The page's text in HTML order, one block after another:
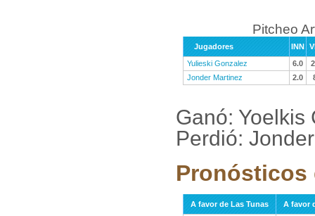
Pitcheo
Jugadores INN
Yulieski Gonzalez
6.0
Jonder Martinez
2.0
Ganó: Yoelkis
Perdió:
Pronósticos
A favor de Las Tunas
A favor